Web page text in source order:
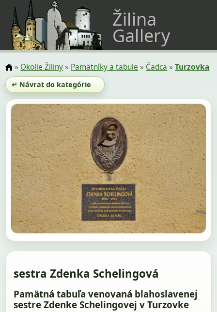
Žilina
Gallery
» Okolie Žiliny» Pamätníky a tabule » Čadca »Turzovka
↵ Návrat do kategórie
sestra Zdenka Schelingová
Pamätná tabuľa venovaná blahoslavenej
sestre Zdenke Schelingovej v Turzovke